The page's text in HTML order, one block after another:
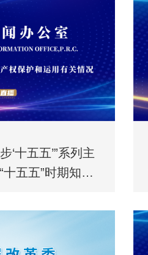
‘十五五’”系列主
五五”时期知识